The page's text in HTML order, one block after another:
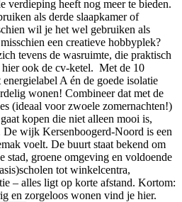
verdieping heeft nog meer te bieden.
als derde slaapkamer of
wil je het wel gebruiken als
een creatieve hobbyplek?
tevens de wasruimte, die praktisch
hier ook de cv-ketel. Met de 10
A én de goede isolatie
wonen! Combineer dat met de
(ideaal voor zwoele zomernachten!)
kopen die niet alleen mooi is,
De wijk Kersenboogerd-Noord is een
voelt. De buurt staat bekend om
stad, groene omgeving en voldoende
tot winkelcentra,
– alles ligt op korte afstand. Kortom:
en zorgeloos wonen vind je hier.